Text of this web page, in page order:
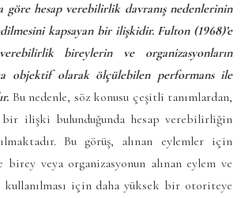
göre hesap verebilirlik davranış nedenlerinin
kapsayan bir ilişkidir. Fulton (1968)’e
bireylerin ve organizasyonların
objektif olarak ölçülebilen performans ile
Bu nedenle, söz konusu çeşitli tanımlardan,
ilişki bulunduğunda hesap verebilirliğin
Bu görüş, alınan eylemler için
birey veya organizasyonun alınan eylem ve
kullanılması için daha yüksek bir otoriteye